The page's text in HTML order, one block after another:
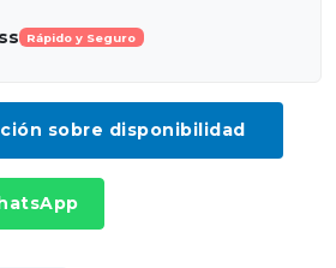
Rápido y Seguro
sobre disponibilidad